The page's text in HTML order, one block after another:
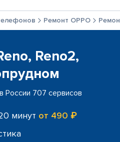
Ремонт OPPO
Reno2,
России 707 сервисов
минут от 490 ₽